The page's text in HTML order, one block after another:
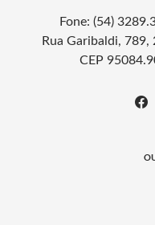
Fone: (54)
Rua Garibaldi, 789,
CEP